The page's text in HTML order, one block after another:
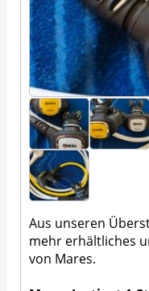
Aus unseren
mehr erhältliches
von Mares.